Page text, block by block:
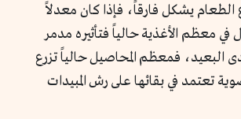
الطعام يشكل فارقاً، فإذا كان معدلاً
في معظم الأغذية حالياً فتأثيره مدمر
البعيد، فمعظم المحاصيل حالياً تزرع
تعتمد في بقائها على رش المبيدات